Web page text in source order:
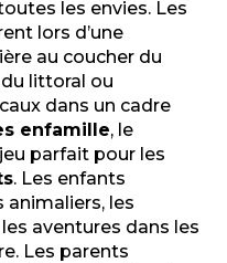
les envies. Les
lors d’une
au coucher du
littoral ou
dans un cadre
enfamille, le
parfait pour les
. Les enfants
animaliers, les
aventures dans les
Les parents